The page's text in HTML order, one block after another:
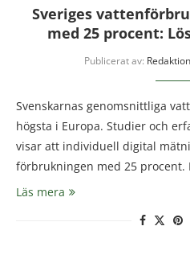
Sveriges
med 25 procent:
Publicerat av:
Svenskarnas genomsnittliga
högsta i Europa. Studier och
visar att individuell digital
förbrukningen med 25 procent.
Läs mera